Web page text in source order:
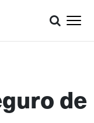
de